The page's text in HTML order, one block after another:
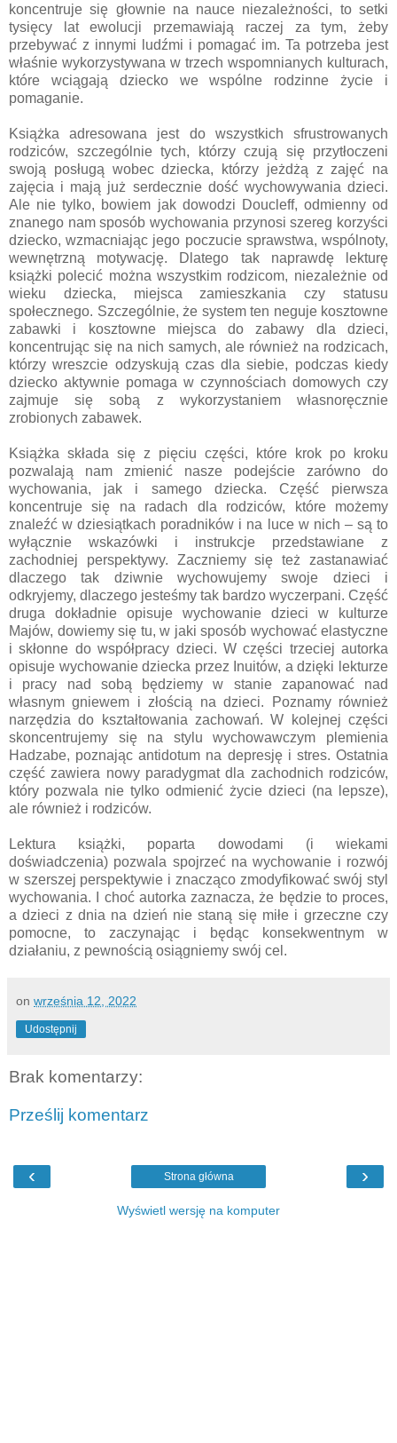
koncentruje się głownie na nauce niezależności, to setki
tysięcy lat ewolucji przemawiają raczej za tym, żeby
przebywać z innymi ludźmi i pomagać im. Ta potrzeba jest
właśnie wykorzystywana w trzech wspomnianych kulturach,
które wciągają dziecko we wspólne rodzinne życie i
pomaganie.
Książka adresowana jest do wszystkich sfrustrowanych
rodziców, szczególnie tych, którzy czują się przytłoczeni
swoją posługą wobec dziecka, którzy jeżdżą z zajęć na
zajęcia i mają już serdecznie dość wychowywania dzieci.
Ale nie tylko, bowiem jak dowodzi Doucleff, odmienny od
znanego nam sposób wychowania przynosi szereg korzyści
dziecko, wzmacniając jego poczucie sprawstwa, wspólnoty,
wewnętrzną motywację. Dlatego tak naprawdę lekturę
książki polecić można wszystkim rodzicom, niezależnie od
wieku dziecka, miejsca zamieszkania czy statusu
społecznego. Szczególnie, że system ten neguje kosztowne
zabawki i kosztowne miejsca do zabawy dla dzieci,
koncentrując się na nich samych, ale również na rodzicach,
którzy wreszcie odzyskują czas dla siebie, podczas kiedy
dziecko aktywnie pomaga w czynnościach domowych czy
zajmuje się sobą z wykorzystaniem własnoręcznie
zrobionych zabawek.
Książka składa się z pięciu części, które krok po kroku
pozwalają nam zmienić nasze podejście zarówno do
wychowania, jak i samego dziecka. Część pierwsza
koncentruje się na radach dla rodziców, które możemy
znaleźć w dziesiątkach poradników i na luce w nich – są to
wyłącznie wskazówki i instrukcje przedstawiane z
zachodniej perspektywy. Zaczniemy się też zastanawiać
dlaczego tak dziwnie wychowujemy swoje dzieci i
odkryjemy, dlaczego jesteśmy tak bardzo wyczerpani. Część
druga dokładnie opisuje wychowanie dzieci w kulturze
Majów, dowiemy się tu, w jaki sposób wychować elastyczne
i skłonne do współpracy dzieci. W części trzeciej autorka
opisuje wychowanie dziecka przez Inuitów, a dzięki lekturze
i pracy nad sobą będziemy w stanie zapanować nad
własnym gniewem i złością na dzieci. Poznamy również
narzędzia do kształtowania zachowań. W kolejnej części
skoncentrujemy się na stylu wychowawczym plemienia
Hadzabe, poznając antidotum na depresję i stres. Ostatnia
część zawiera nowy paradygmat dla zachodnich rodziców,
który pozwala nie tylko odmienić życie dzieci (na lepsze),
ale również i rodziców.
Lektura książki, poparta dowodami (i wiekami
doświadczenia) pozwala spojrzeć na wychowanie i rozwój
w szerszej perspektywie i znacząco zmodyfikować swój styl
wychowania. I choć autorka zaznacza, że będzie to proces,
a dzieci z dnia na dzień nie staną się miłe i grzeczne czy
pomocne, to zaczynając i będąc konsekwentnym w
działaniu, z pewnością osiągniemy swój cel.
on września 12, 2022
Udostępnij
Brak komentarzy:
Prześlij komentarz
‹ ›
Strona główna
Wyświetl wersję na komputer